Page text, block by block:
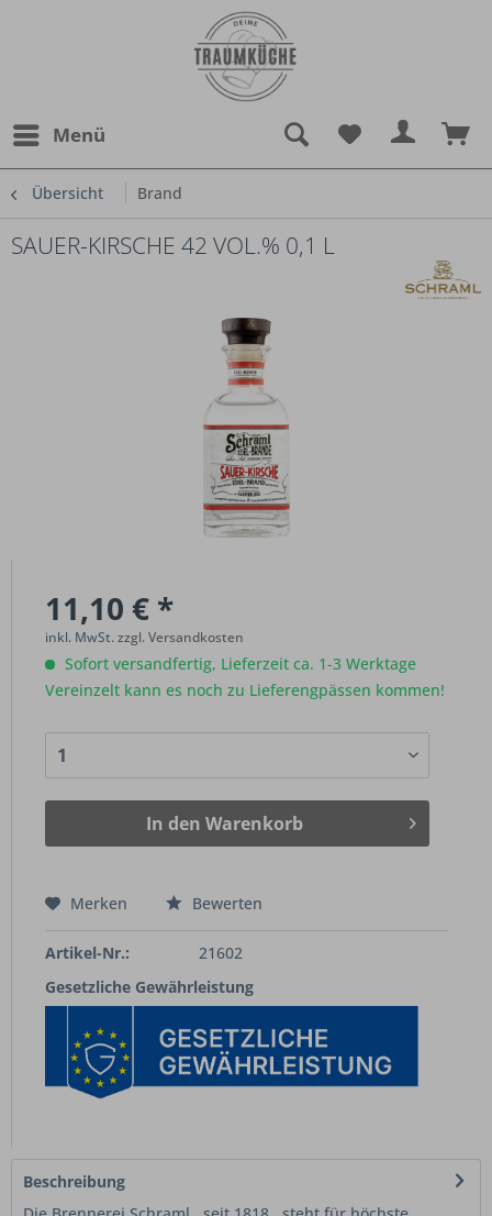
Menü
Übersicht Brand
SAUER-KIRSCHE 42 VOL.% 0,1 L
11,10 € *
inkl. MwSt.zzgl. Versandkosten
Sofort versandfertig, Lieferzeit ca. 1-3 Werktage
Vereinzelt kann es noch zu Lieferengpässen kommen!
In den Warenkorb
Merken Bewerten
Artikel-Nr.:
21602
Gesetzliche Gewährleistung
Beschreibung